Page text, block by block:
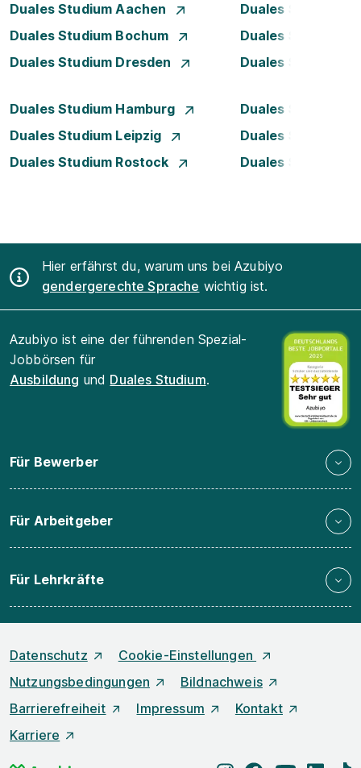
Duales Studium Aachen
Duales Studium
Duales Studium Bochum
Duales Studium
Duales Studium Dresden
Duales Studium
Duales Studium Hamburg
Duales Studium
Duales Studium Leipzig
Duales Studium
Duales Studium Rostock
Duales Studium
Hier erfährst du, warum uns bei Azubiyo
gendergerechte Sprache wichtig ist.
Azubiyo ist eine der führenden Spezial-
Jobbörsen für
Ausbildung und Duales Studium.
Für Bewerber
Für Arbeitgeber
Für Lehrkräfte
Datenschutz
Cookie-Einstellungen
Nutzungsbedingungen
Bildnachweis
Barrierefreiheit
Impressum
Kontakt
Karriere